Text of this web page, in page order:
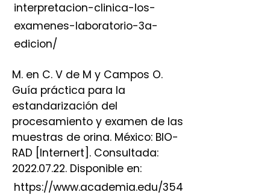
interpretacion-clinica-los-
examenes-laboratorio-3a-
edicion/
M. en C. V de M y Campos O.
Guía práctica para la
estandarización del
procesamiento y examen de las
muestras de orina. México: BIO-
RAD [Internert]. Consultada:
2022.07.22. Disponible en:
https://www.academia.edu/354